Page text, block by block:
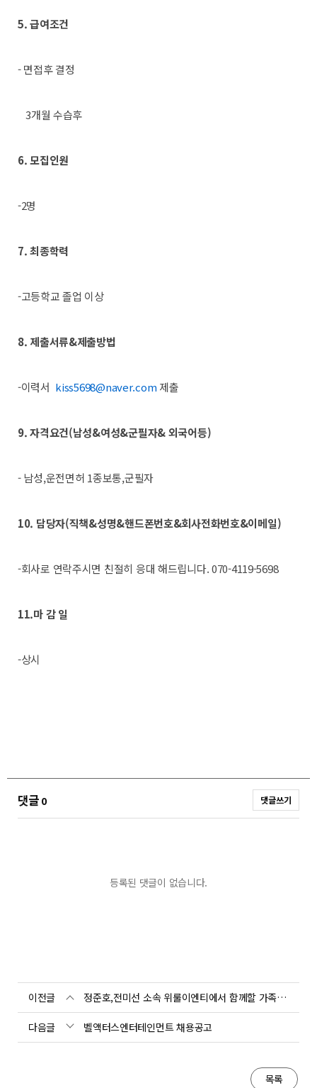
5. 급여조건
- 면접후 결정
3개월 수습후
6. 모집인원
-2명
7. 최종학력
-고등학교 졸업 이상
8. 제출서류&제출방법
-이력서 kiss5698@naver.com제출
9. 자격요건(남성&여성&군필자& 외국어등)
- 남성,운전면허 1종보통,군필자
10. 담당자(직책&성명&핸드폰번호&회사전화번호&이메일)
-회사로 연락주시면 친절히 응대 해드립니다. 070-4119-5698
11.마 감 일
-상시
댓글0 댓글쓰기
등록된 댓글이 없습니다.
이전글 정준호,전미선 소속 위룰이엔티에서 함께할 가족을 모집합니다...
다음글 벨액터스엔터테인먼트 채용공고
목록